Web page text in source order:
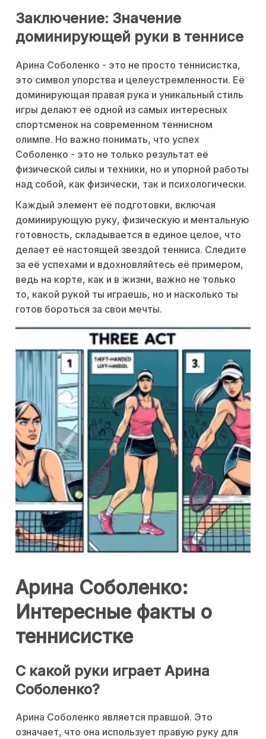
Заключение: Значение
доминирующей руки в теннисе
Арина Соболенко - это не просто теннисистка,
это символ упорства и целеустремленности. Её
доминирующая правая рука и уникальный стиль
игры делают её одной из самых интересных
спортсменок на современном теннисном
олимпе. Но важно понимать, что успех
Соболенко - это не только результат её
физической силы и техники, но и упорной работы
над собой, как физически, так и психологически.
Каждый элемент её подготовки, включая
доминирующую руку, физическую и ментальную
готовность, складывается в единое целое, что
делает её настоящей звездой тенниса. Следите
за её успехами и вдохновляйтесь её примером,
ведь на корте, как и в жизни, важно не только
то, какой рукой ты играешь, но и насколько ты
готов бороться за свои мечты.
Арина Соболенко:
Интересные факты о
теннисистке
С какой руки играет Арина
Соболенко?
Арина Соболенко является правшой. Это
означает, что она использует правую руку для